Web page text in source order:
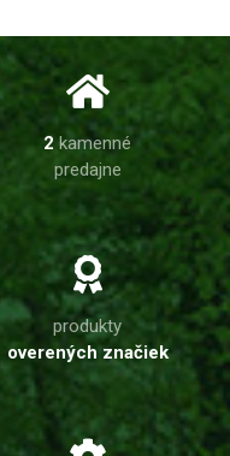
2 kamenné
predajne
produkty
overených značiek